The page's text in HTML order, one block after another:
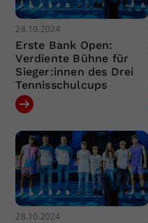
28.10.2024
Erste Bank Open:
Verdiente Bühne für
Sieger:innen des Drei
Tennisschulcups
28.10.2024